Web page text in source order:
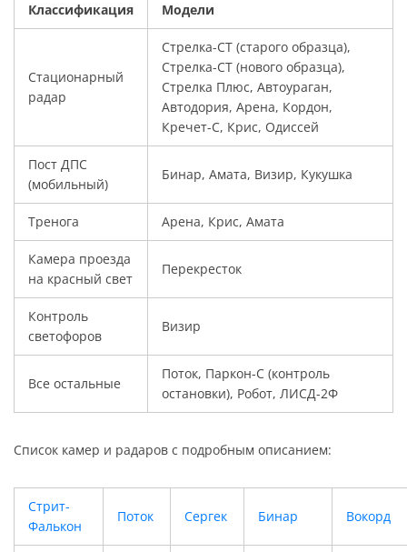
Классификация Модели
Стационарный
радар
Стрелка-СТ (старого образца),
Стрелка-СТ (нового образца),
Стрелка Плюс, Автоураган,
Автодория, Арена, Кордон,
Кречет-С, Крис, Одиссей
Пост ДПС
(мобильный)
Бинар, Амата, Визир, Кукушка
Тренога Арена, Крис, Амата
Камера проезда
на красный свет
Перекресток
Контроль
светофоров
Визир
Все остальные
Поток, Паркон-С (контроль
остановки), Робот, ЛИСД-2Ф
Список камер и радаров с подробным описанием:
Стрит-
Фалькон
Поток Сергек Бинар Вокорд